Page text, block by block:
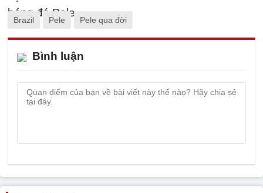
Brazil Pele Pele qua đời
Bình luận